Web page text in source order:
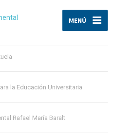
MENÚ
la Educación Universitaria
Rafael María Baralt